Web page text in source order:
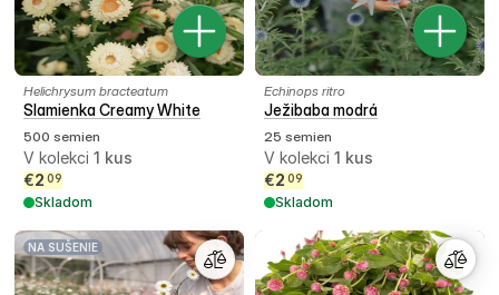
Helichrysum bracteatum
Slamienka Creamy White
500 semien
V kolekci 1 kus
€2 09
Skladom
Echinops ritro
Ježibaba modrá
25 semien
V kolekci 1 kus
€2 09
Skladom
NA SUŠENIE